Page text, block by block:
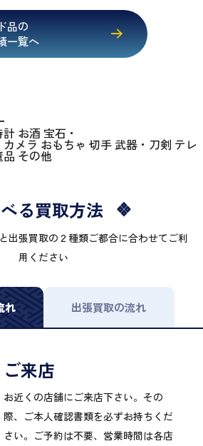
品の
一覧へ
計 お酒 宝石・
カメラ おもちゃ 切手 武器・刀剣 テレ
品 その他
る買取方法
出張買取の２種類ご都合に合わせてご利
用ください
れ 出張買取の流れ
ご来店
お近くの店舗にご来店下さい。その
際、ご本人確認書類を必ずお持ちくだ
さい。ご予約は不要、営業時間は各店